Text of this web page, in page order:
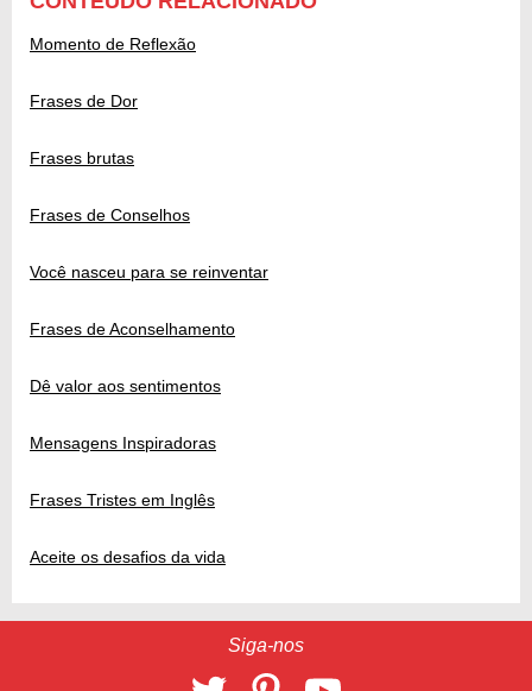
Momento de Reflexão
Frases de Dor
Frases brutas
Frases de Conselhos
Você nasceu para se reinventar
Frases de Aconselhamento
Dê valor aos sentimentos
Mensagens Inspiradoras
Frases Tristes em Inglês
Aceite os desafios da vida
Siga-nos